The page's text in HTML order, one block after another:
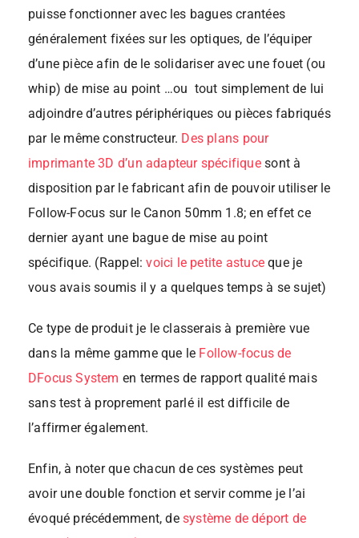
puisse fonctionner avec les bagues crantées
généralement fixées sur les optiques, de l’équiper
d’une pièce afin de le solidariser avec une fouet (ou
whip) de mise au point …ou tout simplement de lui
adjoindre d’autres périphériques ou pièces fabriqués
par le même constructeur. Des plans pour
imprimante 3D d’un adapteur spécifiquesont à
disposition par le fabricant afin de pouvoir utiliser le
Follow-Focus sur le Canon 50mm 1.8; en effet ce
dernier ayant une bague de mise au point
spécifique. (Rappel:voici le petite astuceque je
vous avais soumis il y a quelques temps à se sujet)
Ce type de produit je le classerais à première vue
dans la même gamme que le Follow-focus de
DFocus System en termes de rapport qualité mais
sans test à proprement parlé il est difficile de
l’affirmer également.
Enfin, à noter que chacun de ces systèmes peut
avoir une double fonction et servir comme je l’ai
évoqué précédemment, de système de déport de